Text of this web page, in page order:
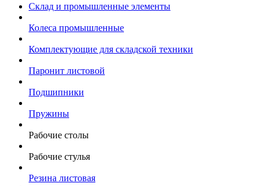
Склад и промышленные элементы
Колеса промышленные
Комплектующие для складской техники
Паронит листовой
Подшипники
Пружины
Рабочие столы
Рабочие стулья
Резина листовая